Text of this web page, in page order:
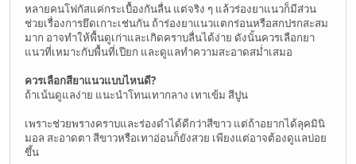
หลายคนโฟกัสแค่กระเบื้องกันลื่น แต่จริง ๆ แล้วร่องยาแนวก็มีส่วน
ช่วยเรื่องการยึดเกาะเช่นกัน ถ้าร่องยาแนวแตกร่อนหรือสกปรกสะสม
มาก อาจทำให้พื้นดูเก่าและเกิดคราบลื่นได้ง่าย ดังนั้นควรเลือกยา
แนวที่เหมาะกับพื้นที่เปียก และดูแลทำความสะอาดสม่ำเสมอ
ควรเลือกสียาแนวแบบไหนดี?
ถ้าเน้นดูแลง่าย แนะนำโทนเทากลาง เทาเข้ม สีปูน
เพราะช่วยพรางคราบและร่องดำได้ดีกว่าสีขาว แต่ถ้าอยากได้ลุคมินิ
มอล สะอาดตา สีขาวหรือเทาอ่อนก็ยังสวย เพียงแต่อาจต้องดูแลบ่อย
ขึ้น